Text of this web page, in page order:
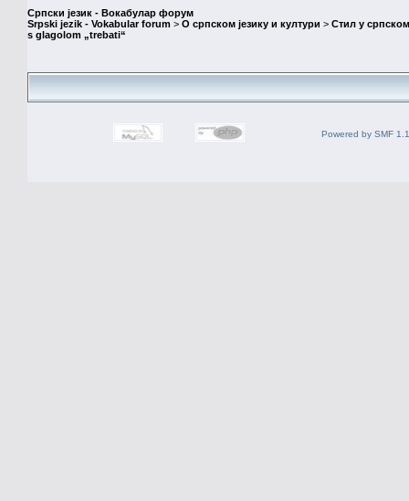
Српски језик - Вокабулар форум
Srpski jezik - Vokabular forum > О српском језику и култури > Стил у српском
s glagolom „trebati“
Powered by SMF